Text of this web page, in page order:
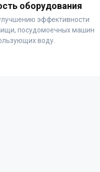
оборудования
эффективности
посудомоечных машин
воду.